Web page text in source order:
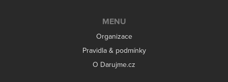
MENU
Organizace
Pravidla & podmínky
O Darujme.cz